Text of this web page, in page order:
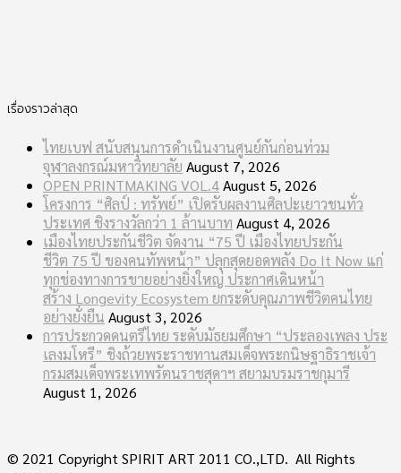
เรื่องราวล่าสุด
ไทยเบฟ สนับสนุนการดำเนินงานศูนย์กันก่อนท่วม
จุฬาลงกรณ์มหาวิทยาลัย August 7, 2026
OPEN PRINTMAKING VOL.4August 5, 2026
โครงการ “ศิลป์ : ทรัพย์” เปิดรับผลงานศิลปะเยาวชนทั่ว
ประเทศ ชิงรางวัลกว่า 1 ล้านบาท August 4, 2026
เมืองไทยประกันชีวิต จัดงาน “75 ปี เมืองไทยประกัน
ชีวิต 75 ปี ของคนทัพหน้า” ปลุกสุดยอดพลัง Do It Now แก่
ทุกช่องทางการขายอย่างยิ่งใหญ่ ประกาศเดินหน้า
สร้าง Longevity Ecosystem ยกระดับคุณภาพชีวิตคนไทย
อย่างยั่งยืน August 3, 2026
การประกวดดนตรีไทย ระดับมัธยมศึกษา “ประลองเพลง ประ
เลงมโหรี” ชิงถ้วยพระราชทานสมเด็จพระกนิษฐาธิราชเจ้า
กรมสมเด็จพระเทพรัตนราชสุดาฯ สยามบรมราชกุมารี
August 1, 2026
© 2021 Copyright SPIRIT ART 2011 CO.,LTD. All Rights